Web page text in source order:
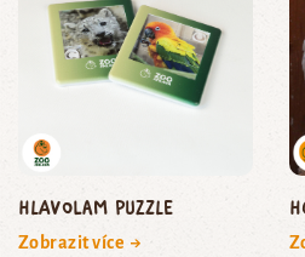
Hlavolam puzzle
Zobrazit více →